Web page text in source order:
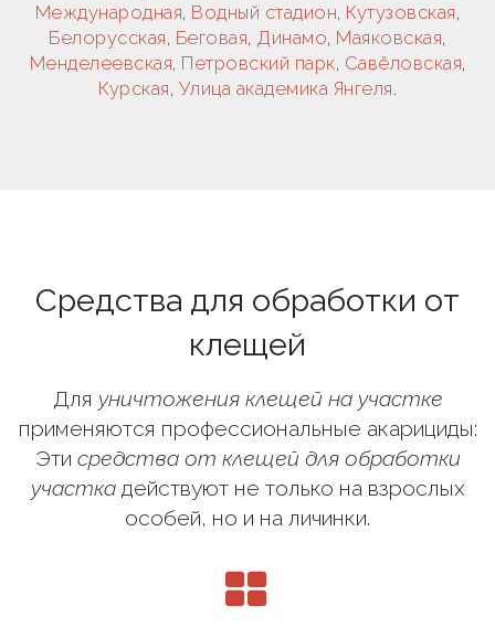
Международная, Водный стадион, Кутузовская,
Белорусская, Беговая, Динамо, Маяковская,
Менделеевская, Петровский парк, Савёловская,
Курская, Улица академика Янгеля.
Средства для обработки от
клещей
Для уничтожения клещей на участке
применяются профессиональные акарициды:
Эти средства от клещей для обработки
участкадействуют не только на взрослых
особей, но и на личинки.